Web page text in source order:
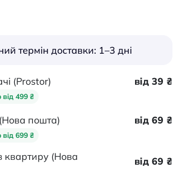
термін доставки: 1–3 дні
(Prostor)
499 ₴
від 39 ₴
пошта)
699 ₴
від 69 ₴
квартиру (Нова
від 69 ₴